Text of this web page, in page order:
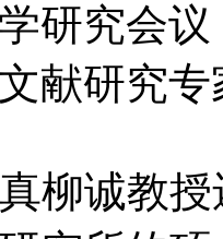
研究会
献研究专
柳诚教授